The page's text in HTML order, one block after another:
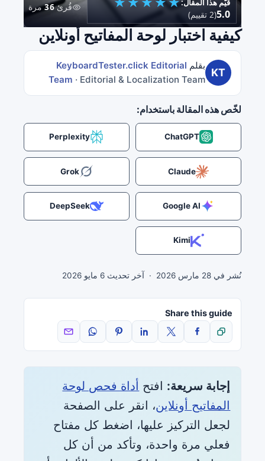
قيّم هذا المقال:
5.0(2 تقييم)
قُرئ36مرة
كيفية اختبار لوحة المفاتيح أونلاين
KT
بقلم KeyboardTester.click Editorial
Team · Editorial & Localization Team
لخّص هذه المقالة باستخدام:
ChatGPT
Perplexity
Claude
Grok
Google AI
DeepSeek
Kimi
نُشر في 28 مارس 2026 · آخر تحديث 6 مايو 2026
Share this guide
Copy link
Share on Facebook
Share on X
Share on LinkedIn
Pin on Pinterest
Share on WhatsApp
Share by email
إجابة سريعة: افتح أداة فحص لوحة
المفاتيح أونلاين، انقر على الصفحة
لجعل التركيز عليها، اضغط كل مفتاح
فعلي مرة واحدة، وتأكد من أن كل